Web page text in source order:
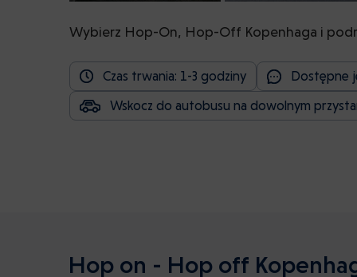
Wybierz Hop-On, Hop-Off Kopenhaga i
Czas trwania: 1-3 godziny
Dostępne
Wskocz do autobusu na dowolnym
Hop on - Hop off